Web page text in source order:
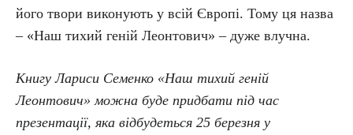
його твори виконують у всій Європі. Тому ця назва
– «Наш тихий геній Леонтович» – дуже влучна.
Книгу Лариси Семенко «Наш тихий геній
Леонтович» можна буде придбати під час
презентації, яка відбудеться 25 березня у